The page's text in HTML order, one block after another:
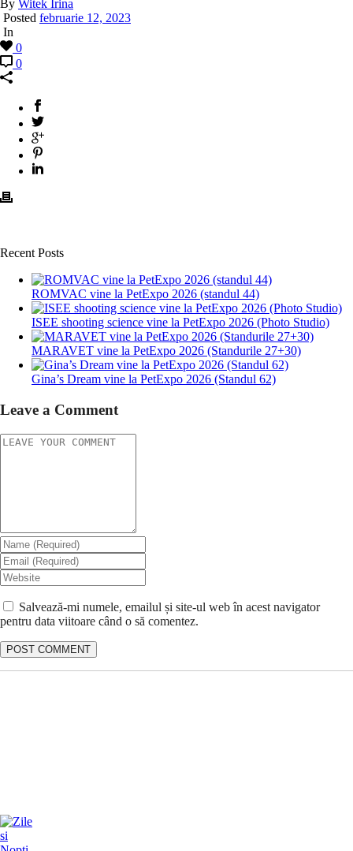
By Witek Irina
Posted februarie 12, 2023
In
0
0
Recent Posts
ROMVAC vine la PetExpo 2026 (standul 44)
ISEE shooting science vine la PetExpo 2026 (Photo Studio)
MARAVET vine la PetExpo 2026 (Standurile 27+30)
Gina’s Dream vine la PetExpo 2026 (Standul 62)
Leave a Comment
Salvează-mi numele, emailul și site-ul web în acest navigator
pentru data viitoare când o să comentez.